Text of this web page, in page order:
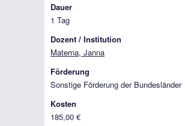
Dauer
1 Tag
Dozent / Institution
Materna, Janna
Förderung
Sonstige Förderung der Bundesländer
Kosten
185,00 €